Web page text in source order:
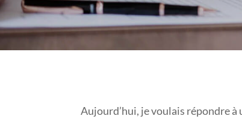
Aujourd’hui, je voulais répondre à